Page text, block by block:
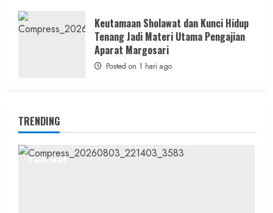
Keutamaan Sholawat dan Kunci Hidup
Tenang Jadi Materi Utama Pengajian
Aparat Margosari
Posted on 1 hari ago
TRENDING
2 min read